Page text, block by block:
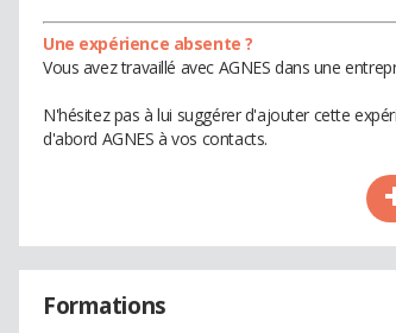
Une expérience absente ?
Vous avez travaillé avec AGNES dans une
N'hésitez pas à lui suggérer d'ajouter cette
d'abord AGNES à vos contacts.
Formations